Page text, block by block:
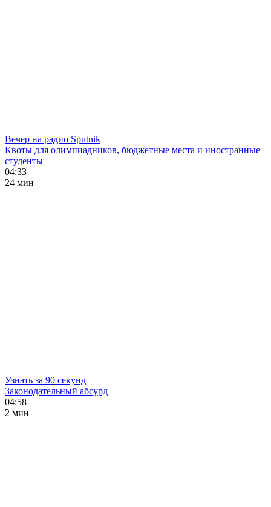
Вечер на радио Sputnik
Квоты для олимпиадников, бюджетные места и иностранные
студенты
04:33
24 мин
Узнать за 90 секунд
Законодательный абсурд
04:58
2 мин